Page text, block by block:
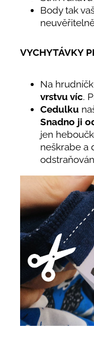
Body tak
VYCHYTÁVKY
Na
vrstvu víc.
Cedulku
Snadno ji
jen
neškrabe a